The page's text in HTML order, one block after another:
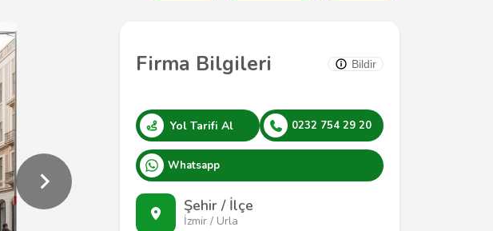
Firma Bilgileri Bildir
Yol Tarifi Al 0232 754 29 20
Whatsapp
Şehir / İlçe
İzmir / Urla